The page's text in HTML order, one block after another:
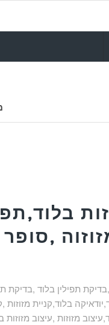
,סופר
תפילין בלוד ,בדיקת
בלוד,קניית מזוזות
מזוזות ,עיצוב מזוזות